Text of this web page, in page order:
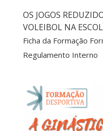
OS JOGOS
VOLEIBOL NA
Ficha da Formação
Regulamento Interno